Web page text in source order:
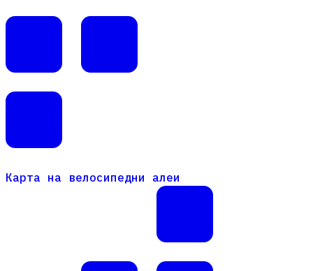
Карта на велосипедни алеи
Карта на велосипедни алеи